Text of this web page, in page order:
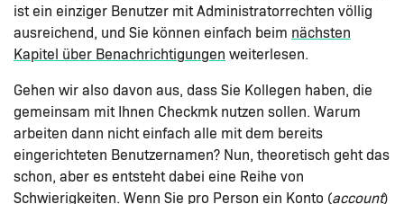
ist ein einziger Benutzer mit Administratorrechten völlig
ausreichend, und Sie können einfach beim nächsten
Kapitel über Benachrichtigungen weiterlesen.
Gehen wir also davon aus, dass Sie Kollegen haben, die
gemeinsam mit Ihnen Checkmk nutzen sollen. Warum
arbeiten dann nicht einfach alle mit dem bereits
eingerichteten Benutzernamen? Nun, theoretisch geht das
schon, aber es entsteht dabei eine Reihe von
Schwierigkeiten. Wenn Sie pro Person ein Konto (account)